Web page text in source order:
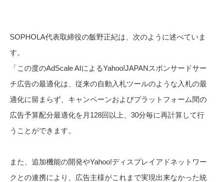
SOPHOLA代表取締役の飯野正紀は、次のように述べていま
す。
「この度のAdScale AIによるYahoo!JAPANスポンサードサー
チ広告の最適化は、従来の自動入札ツールのような入札の最
適化に留まらず、キャンペーンおよびプラットフォーム間の
広告予算配分最適化を月128回以上、30分毎に再計算して行
うことができます。
また、追加機能の開発やYahoo!ディスプレイアドネットワー
クとの連携により、広告主様がこれまで実現出来なかった統